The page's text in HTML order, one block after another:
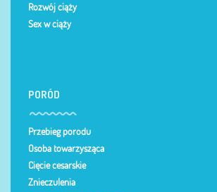
Rozwój ciąży
Sex w ciąży
PORÓD
Przebieg porodu
Osoba towarzysząca
Cięcie cesarskie
Znieczulenia